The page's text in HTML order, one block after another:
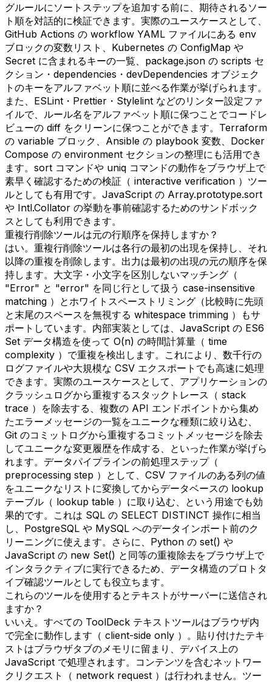
グルールにソートステップを追加する前に、期待されるソー
ト順を対話的に検証できます。実際のユースケースとして、
GitHub Actions の workflow YAML ファイルにある env
ブロックの変数リスト、Kubernetes の ConfigMap や
Secret に含まれるキーの一覧、package.json の scripts セ
クション・dependencies・devDependencies オブジェク
トのキーをアルファベット順に並べる作業が挙げられます。
また、ESLint・Prettier・Stylelint などのリンター設定ファ
イルで、ルール名をアルファベット順に保つことでコードレ
ビューの diff をクリーンに保つことができます。Terraform
の variable ブロック、Ansible の playbook 変数、Docker
Compose の environment セクションの整理にも活用でき
ます。sort コマンドや uniq コマンドの動作をブラウザ上で
素早く確認するための検証（ interactive verification ）ツー
ルとしても有用です。JavaScript の Array.prototype.sort
や Intl.Collator の挙動を事前確認するためのサンドボック
スとしても利用できます。
重複行削除ツールは元の行順序を保持しますか？
はい。重複行削除ツールは各行の最初の出現を保持し、それ
以降の重複を削除します。出力は最初の出現の元の順序を保
持します。大文字・小文字を区別しないマッチング（
"Error" と "error" を同じ行として扱う case-insensitive
matching ）とホワイトスペーストリミング（比較時に先頭
と末尾のスペースを無視する whitespace trimming ）もサ
ポートしています。内部実装としては、JavaScript の ES6
Set データ構造を使って O(n) の時間計算量（ time
complexity ）で重複を検出します。これにより、数千行の
ログファイルや大規模な CSV エクスポートでも高速に処理
できます。実際のユースケースとして、アプリケーションの
クラッシュログから重複するスタックトレース（ stack
trace ）を除去する、複数の API エンドポイントから集め
たエラーメッセージの一覧をユニークな種類に絞り込む、
Git のコミットログから重複するコミットメッセージを除去
してユニークな変更履歴を作成する、といった作業が挙げら
れます。データパイプラインの前処理ステップ（
preprocessing step ）として、CSV ファイルのある列の値
をユニークなリストに変換してからデータベースの lookup
テーブル（ lookup table ）に取り込む、という用途でも効
果的です。これは SQL の SELECT DISTINCT 操作に相当
し、PostgreSQL や MySQL へのデータインポート前のク
リーニングに使えます。さらに、Python の set() や
JavaScript の new Set() と同等の重複除去をブラウザ上で
インタラクティブに実行できるため、データ構造のプロトタ
イプ確認ツールとしても役立ちます。
これらのツールを使用するとテキストがサーバーに送信され
ますか？
いいえ。すべての ToolDeck テキストツールはブラウザ内
で完全に動作します（ client-side only ）。貼り付けたテキ
ストはブラウザタブのメモリに留まり、デバイス上の
JavaScript で処理されます。コンテンツを含むネットワー
クリクエスト（ network request ）は行われません。ツー